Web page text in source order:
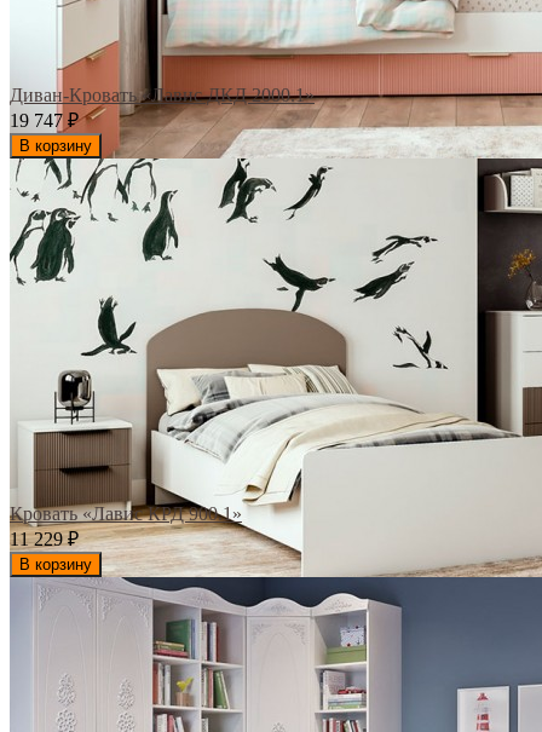
Диван-Кровать «Лавис ДКД 2000.1»
19 747 ₽
В корзину
Кровать «Лавис КРД 900.1»
11 229₽
В корзину